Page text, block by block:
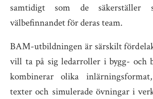
samtidigt som de säkerställer
välbefinnandet för deras team.
BAM-utbildningen är särskilt
vill ta på sig ledarroller i bygg- och
kombinerar olika
texter och simulerade övningar i